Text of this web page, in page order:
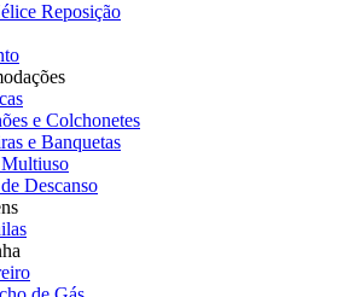
Reposição
e Colchonetes
e Banquetas
Descanso